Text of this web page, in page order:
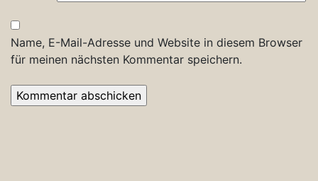
Name, E-Mail-Adresse und Website in diesem Browser
für meinen nächsten Kommentar speichern.